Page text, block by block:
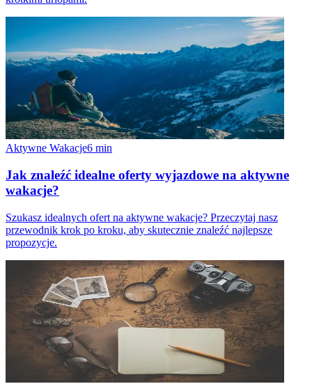
Aktywne Wakacje6 min
Jak znaleźć idealne oferty wyjazdowe na aktywne
wakacje?
Szukasz idealnych ofert na aktywne wakacje? Przeczytaj nasz
przewodnik krok po kroku, aby skutecznie znaleźć najlepsze
propozycje.